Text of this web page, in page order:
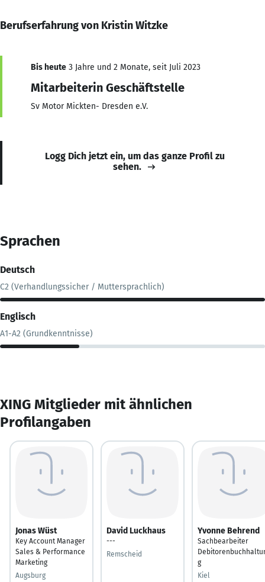
Berufserfahrung von Kristin Witzke
Bis heute 3 Jahre und 2 Monate, seit Juli 2023
Mitarbeiterin Geschäftstelle
Sv Motor Mickten- Dresden e.V.
Logg Dich jetzt ein, um das ganze Profil zu
sehen.
Sprachen
Deutsch
C2 (Verhandlungssicher / Muttersprachlich)
Englisch
A1-A2 (Grundkenntnisse)
XING Mitglieder mit ähnlichen
Profilangaben
Jonas Wüst
Key Account Manager
Sales & Performance
Marketing
Augsburg
David Luckhaus
---
Remscheid
Yvonne Behrend
Sachbearbeiter
g
Kiel